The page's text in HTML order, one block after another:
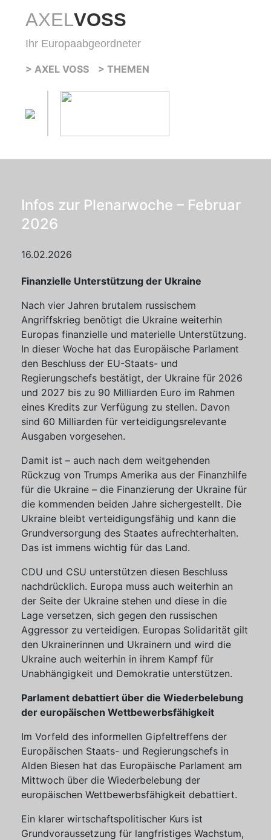
AXELVOSS
Ihr Europaabgeordneter
> AXEL VOSS > THEMEN
Infos zur Plenarwoche – Februar
2026
16.02.2026
Finanzielle Unterstützung der Ukraine
Nach vier Jahren brutalem russischem
Angriffskrieg benötigt die Ukraine weiterhin
Europas finanzielle und materielle Unterstützung.
In dieser Woche hat das Europäische Parlament
den Beschluss der EU-Staats- und
Regierungschefs bestätigt, der Ukraine für 2026
und 2027 bis zu 90 Milliarden Euro im Rahmen
eines Kredits zur Verfügung zu stellen. Davon
sind 60 Milliarden für verteidigungsrelevante
Ausgaben vorgesehen.
Damit ist – auch nach dem weitgehenden
Rückzug von Trumps Amerika aus der Finanzhilfe
für die Ukraine – die Finanzierung der Ukraine für
die kommenden beiden Jahre sichergestellt. Die
Ukraine bleibt verteidigungsfähig und kann die
Grundversorgung des Staates aufrechterhalten.
Das ist immens wichtig für das Land.
CDU und CSU unterstützen diesen Beschluss
nachdrücklich. Europa muss auch weiterhin an
der Seite der Ukraine stehen und diese in die
Lage versetzen, sich gegen den russischen
Aggressor zu verteidigen. Europas Solidarität gilt
den Ukrainerinnen und Ukrainern und wird die
Ukraine auch weiterhin in ihrem Kampf für
Unabhängigkeit und Demokratie unterstützen.
Parlament debattiert über die Wiederbelebung
der europäischen Wettbewerbsfähigkeit
Im Vorfeld des informellen Gipfeltreffens der
Europäischen Staats- und Regierungschefs in
Alden Biesen hat das Europäische Parlament am
Mittwoch über die Wiederbelebung der
europäischen Wettbewerbsfähigkeit debattiert.
Ein klarer wirtschaftspolitischer Kurs ist
Grundvoraussetzung für langfristiges Wachstum,